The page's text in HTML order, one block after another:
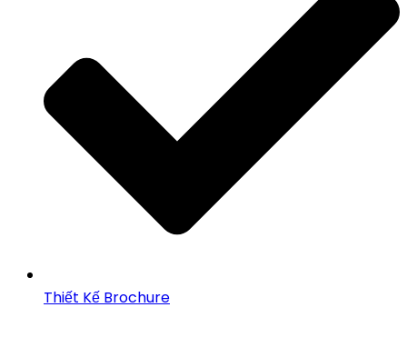
Thiết Kế Brochure